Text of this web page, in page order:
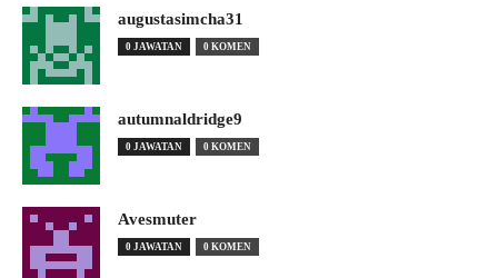
augustasimcha31
0 JAWATAN 0 KOMEN
autumnaldridge9
0 JAWATAN 0 KOMEN
Avesmuter
0 JAWATAN 0 KOMEN